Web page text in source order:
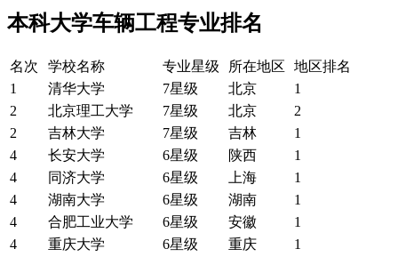
本科大学车辆工程专业排名
名次 学校名称 专业星级 所在地区
地区排名
1
清华大学 7星级 北京
1
2
北京理工大学 7星级 北京
2
2
吉林大学 7星级 吉林
1
4
长安大学 6星级 陕西
1
4
同济大学 6星级 上海
1
4
湖南大学 6星级 湖南
1
4
合肥工业大学 6星级 安徽
1
4
重庆大学 6星级 重庆
1